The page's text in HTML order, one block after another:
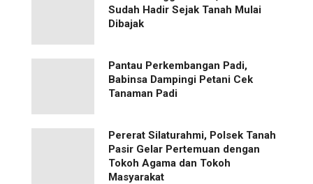
Sudah Hadir Sejak Tanah Mulai
Dibajak
Pantau Perkembangan Padi,
Babinsa Dampingi Petani Cek
Tanaman Padi
Pererat Silaturahmi, Polsek Tanah
Pasir Gelar Pertemuan dengan
Tokoh Agama dan Tokoh
Masyarakat